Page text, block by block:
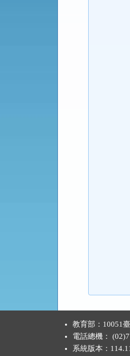
教育部：10051
電話總機：
系統版本：